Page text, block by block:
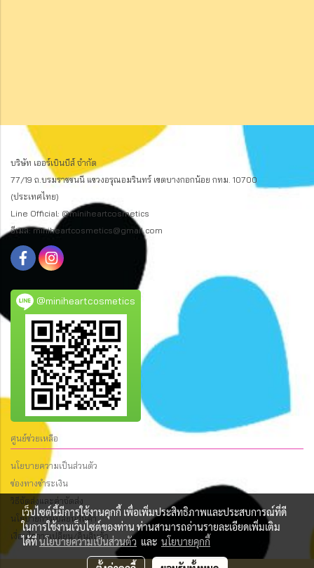
บริษัท เออร์เบินบีส์ จำกัด
77/19 ถ.บรมราชชนนี แขวงอรุณอมรินทร์ เขตบางกอกน้อย กทม. 10700
(ประเทศไทย)
Line Official: @miniheartcosmetics
อีเมล: miniheartcosmetics@gmail.com
@miniheartcosmetics
ศูนย์ช่วยเหลือ
นโยบายความเป็นส่วนตัว
ช่องทางชำระเงิน
วิธีจัดส่งและค่าจัดส่ง
นโยบายการเปลี่ยนสินค้า
เงื่อนไขการเปลี่ยน/คืนสินค้า
เว็บไซต์นี้มีการใช้งานคุกกี้ เพื่อเพิ่มประสิทธิภาพและประสบการณ์ที่ดี
ในการใช้งานเว็บไซต์ของท่าน ท่านสามารถอ่านรายละเอียดเพิ่มเติม
ได้ที่นโยบายความเป็นส่วนตัว และ นโยบายคุกกี้